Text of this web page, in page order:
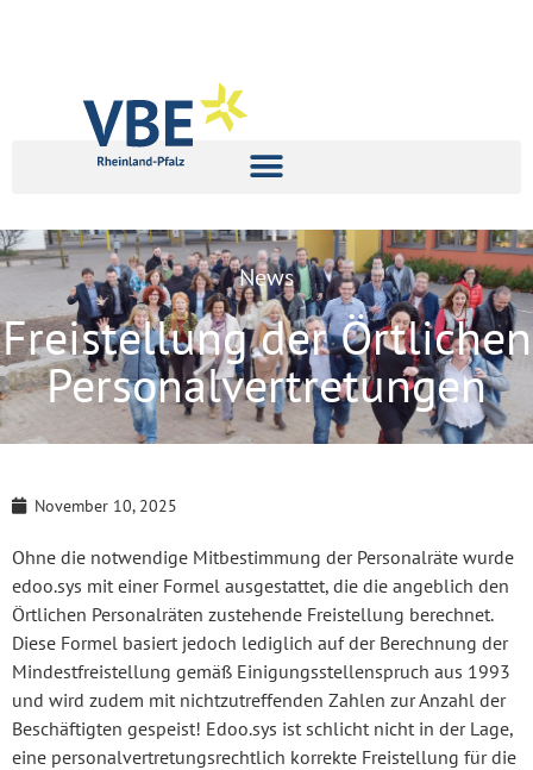
News
Freistellung der Örtlichen
Personalvertretungen
November 10, 2025
Ohne die notwendige Mitbestimmung der Personalräte wurde
edoo.sys mit einer Formel ausgestattet, die die angeblich den
Örtlichen Personalräten zustehende Freistellung berechnet.
Diese Formel basiert jedoch lediglich auf der Berechnung der
Mindestfreistellung gemäß Einigungsstellenspruch aus 1993
und wird zudem mit nichtzutreffenden Zahlen zur Anzahl der
Beschäftigten gespeist! Edoo.sys ist schlicht nicht in der Lage,
eine personalvertretungsrechtlich korrekte Freistellung für die